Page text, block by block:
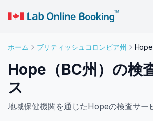
ホーム ブリティッシュコロンビア州 Hope
Hope（BC州）の検
ス
地域保健機関を通じたHopeの検査サー